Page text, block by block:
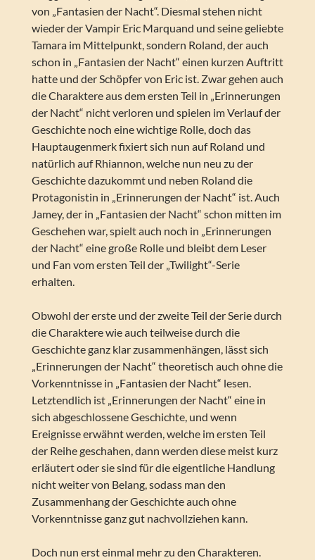
von „Fantasien der Nacht“. Diesmal stehen nicht
wieder der Vampir Eric Marquand und seine geliebte
Tamara im Mittelpunkt, sondern Roland, der auch
schon in „Fantasien der Nacht“ einen kurzen Auftritt
hatte und der Schöpfer von Eric ist. Zwar gehen auch
die Charaktere aus dem ersten Teil in „Erinnerungen
der Nacht“ nicht verloren und spielen im Verlauf der
Geschichte noch eine wichtige Rolle, doch das
Hauptaugenmerk fixiert sich nun auf Roland und
natürlich auf Rhiannon, welche nun neu zu der
Geschichte dazukommt und neben Roland die
Protagonistin in „Erinnerungen der Nacht“ ist. Auch
Jamey, der in „Fantasien der Nacht“ schon mitten im
Geschehen war, spielt auch noch in „Erinnerungen
der Nacht“ eine große Rolle und bleibt dem Leser
und Fan vom ersten Teil der „Twilight“-Serie
erhalten.
Obwohl der erste und der zweite Teil der Serie durch
die Charaktere wie auch teilweise durch die
Geschichte ganz klar zusammenhängen, lässt sich
„Erinnerungen der Nacht“ theoretisch auch ohne die
Vorkenntnisse in „Fantasien der Nacht“ lesen.
Letztendlich ist „Erinnerungen der Nacht“ eine in
sich abgeschlossene Geschichte, und wenn
Ereignisse erwähnt werden, welche im ersten Teil
der Reihe geschahen, dann werden diese meist kurz
erläutert oder sie sind für die eigentliche Handlung
nicht weiter von Belang, sodass man den
Zusammenhang der Geschichte auch ohne
Vorkenntnisse ganz gut nachvollziehen kann.
Doch nun erst einmal mehr zu den Charakteren.